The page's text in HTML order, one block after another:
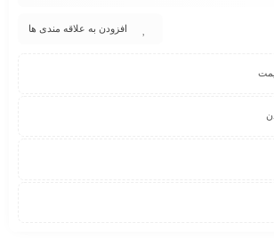
افزودن به علاقه مندی ها